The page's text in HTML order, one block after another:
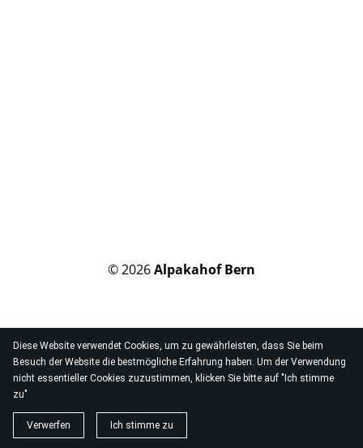
Diese Website verwendet Cookies, um zu gewährleisten, dass Sie beim
Besuch der Website die bestmögliche Erfahrung haben. Um der Verwendung
nicht essentieller Cookies zuzustimmen, klicken Sie bitte auf "Ich stimme
zu"
Verwerfen Ich stimme zu
© 2026Alpakahof Bern